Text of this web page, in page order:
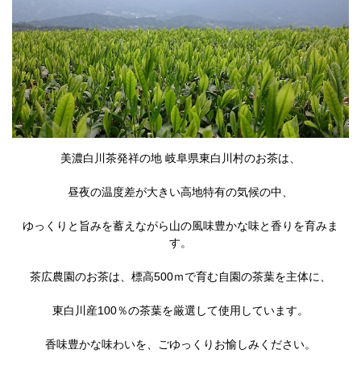
美濃白川茶発祥の地 岐阜県東白川村のお茶は、
昼夜の温度差が大きい高地特有の気候の中、
ゆっくりと旨みを蓄えながら山の風味豊かな味と香りを育みま
す。
茶広農園のお茶は、標高500ｍで育む自園の茶葉を主体に、
東白川産100％の茶葉を厳選して使用しています。
香味豊かな味わいを、ごゆっくりお愉しみください。